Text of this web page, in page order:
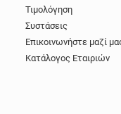
Τιμολόγηση
Συστάσεις
Επικοινωνήστε μαζί
Κατάλογος Εταιριών